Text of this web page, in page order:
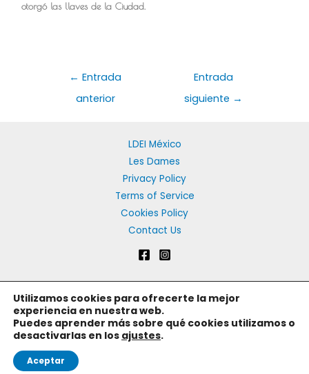
otorgó las llaves de la Ciudad.
← Entrada
anterior
Entrada
siguiente →
LDEI México
Les Dames
Privacy Policy
Terms of Service
Cookies Policy
Contact Us
Copyright © 2026 Les Dames d'Escoffier México | Les Dames
d'Escoffier Capitulo Mexico
Utilizamos cookies para ofrecerte la mejor
experiencia en nuestra web.
Puedes aprender más sobre qué cookies utilizamos o
desactivarlas en los ajustes.
Aceptar
Español